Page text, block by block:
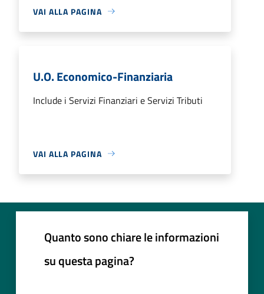
VAI ALLA PAGINA
U.O. Economico-Finanziaria
Include i Servizi Finanziari e Servizi Tributi
VAI ALLA PAGINA
Quanto sono chiare le informazioni
su questa pagina?